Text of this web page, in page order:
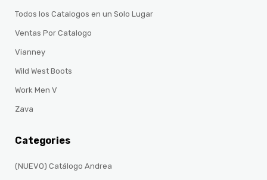
Todos los Catalogos en un Solo Lugar
Ventas Por Catalogo
Vianney
Wild West Boots
Work Men V
Zava
Categories
(NUEVO) Catálogo Andrea